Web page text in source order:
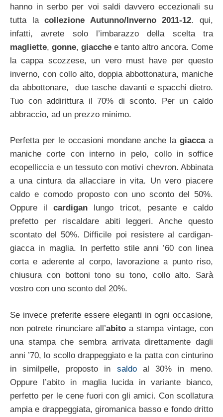
hanno in serbo per voi saldi davvero eccezionali su
tutta lacollezione Autunno/Inverno 2011-12. qui,
infatti, avrete solo l’imbarazzo della scelta tra
magliette, gonne, giacche e tanto altro ancora. Come
la cappa scozzese, un vero must have per questo
inverno, con collo alto, doppia abbottonatura, maniche
da abbottonare, due tasche davanti e spacchi dietro.
Tuo con addirittura il 70% di sconto. Per un caldo
abbraccio, ad un prezzo minimo.
Perfetta per le occasioni mondane anche lagiaccaa
maniche corte con interno in pelo, collo in soffice
ecopelliccia e un tessuto con motivi chevron. Abbinata
a una cintura da allacciare in vita. Un vero piacere
caldo e comodo proposto con uno sconto del 50%.
Oppure ilcardigan lungo tricot, pesante e caldo
prefetto per riscaldare abiti leggeri. Anche questo
scontato del 50%. Difficile poi resistere al cardigan-
giacca in maglia. In perfetto stile anni ’60 con linea
corta e aderente al corpo, lavorazione a punto riso,
chiusura con bottoni tono su tono, collo alto. Sarà
vostro con uno sconto del 20%.
Se invece preferite essere eleganti in ogni occasione,
non potrete rinunciare all’abitoa stampa vintage, con
una stampa che sembra arrivata direttamente dagli
anni ’70, lo scollo drappeggiato e la patta con cinturino
in similpelle, proposto in saldoal 30% in meno.
Oppure l’abito in maglia lucida in variante bianco,
perfetto per le cene fuori con gli amici. Con scollatura
ampia e drappeggiata, giromanica basso e fondo dritto